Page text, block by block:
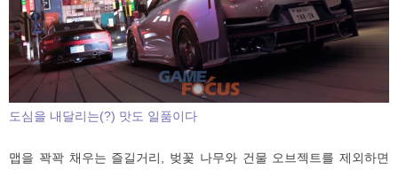
도심을 내달리는(?) 맛도 일품이다
맵을 꽉꽉 채우는 즐길거리, 벚꽃 나무와 건물 오브젝트를 제외하면